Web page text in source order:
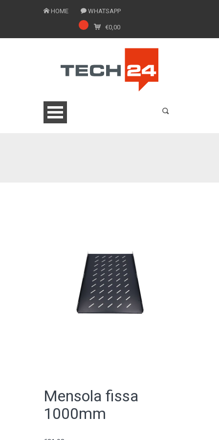
HOME WHATSAPP
€0,00
CATALOGO ONLINE
Mensola fissa
1000mm